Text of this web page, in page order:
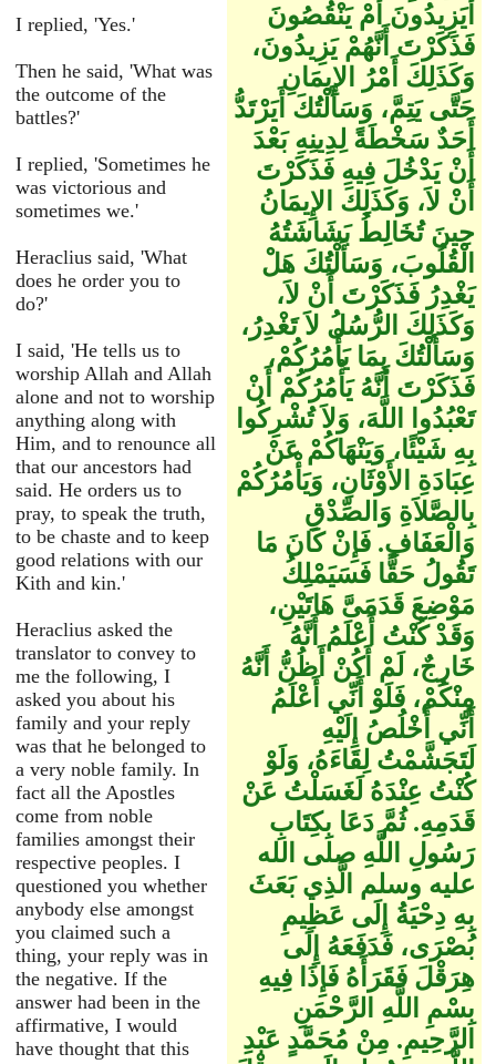
I replied, 'Yes.'
Then he said, 'What was
the outcome of the
battles?'
I replied, 'Sometimes he
was victorious and
sometimes we.'
Heraclius said, 'What
does he order you to
do?'
I said, 'He tells us to
worship Allah and Allah
alone and not to worship
anything along with
Him, and to renounce all
that our ancestors had
said. He orders us to
pray, to speak the truth,
to be chaste and to keep
good relations with our
Kith and kin.'
Heraclius asked the
translator to convey to
me the following, I
asked you about his
family and your reply
was that he belonged to
a very noble family. In
fact all the Apostles
come from noble
families amongst their
respective peoples. I
questioned you whether
anybody else amongst
you claimed such a
thing, your reply was in
the negative. If the
answer had been in the
affirmative, I would
have thought that this
أَيَزِيدُونَ أَمْ يَنْقُصُونَ
فَذَكَرْتَ أَنَّهُمْ يَزِيدُونَ،
وَكَذَلِكَ أَمْرُ الإِيمَانِ
حَتَّى يَتِمَّ، وَسَأَلْتُكَ أَيَرْتَدُّ
أَحَدٌ سَخْطَةً لِدِينِهِ بَعْدَ
أَنْ يَدْخُلَ فِيهِ فَذَكَرْتَ
أَنْ لاَ، وَكَذَلِكَ الإِيمَانُ
حِينَ تُخَالِطُ بَشَاشَتُهُ
الْقُلُوبَ، وَسَأَلْتُكَ هَلْ
يَغْدِرُ فَذَكَرْتَ أَنْ لاَ،
وَكَذَلِكَ الرُّسُلُ لاَ تَغْدِرُ،
وَسَأَلْتُكَ بِمَا يَأْمُرُكُمْ،
فَذَكَرْتَ أَنَّهُ يَأْمُرُكُمْ أَنْ
تَعْبُدُوا اللَّهَ، وَلاَ تُشْرِكُوا
بِهِ شَيْئًا، وَيَنْهَاكُمْ عَنْ
عِبَادَةِ الأَوْثَانِ، وَيَأْمُرُكُمْ
بِالصَّلاَةِ وَالصِّدْقِ
وَالْعَفَافِ‏.‏ فَإِنْ كَانَ مَا
تَقُولُ حَقًّا فَسَيَمْلِكُ
مَوْضِعَ قَدَمَىَّ هَاتَيْنِ،
وَقَدْ كُنْتُ أَعْلَمُ أَنَّهُ
خَارِجٌ، لَمْ أَكُنْ أَظُنُّ أَنَّهُ
مِنْكُمْ، فَلَوْ أَنِّي أَعْلَمُ
أَنِّي أَخْلُصُ إِلَيْهِ
لَتَجَشَّمْتُ لِقَاءَهُ، وَلَوْ
كُنْتُ عِنْدَهُ لَغَسَلْتُ عَنْ
قَدَمِهِ‏.‏ ثُمَّ دَعَا بِكِتَابِ
رَسُولِ اللَّهِ صلى الله
عليه وسلم الَّذِي بَعَثَ
بِهِ دِحْيَةُ إِلَى عَظِيمِ
بُصْرَى، فَدَفَعَهُ إِلَى
هِرَقْلَ فَقَرَأَهُ فَإِذَا فِيهِ
بِسْمِ اللَّهِ الرَّحْمَنِ
الرَّحِيمِ‏.‏ مِنْ مُحَمَّدٍ عَبْدِ